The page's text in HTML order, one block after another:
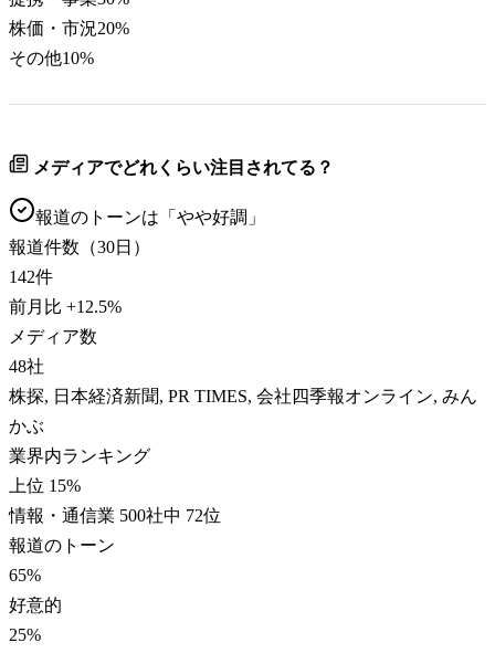
株価・市況20%
その他10%
メディアでどれくらい注目されてる？
報道のトーンは「 やや好調 」
報道件数（30日）
142件
前月比 +12.5%
メディア数
48社
株探, 日本経済新聞, PR TIMES, 会社四季報オンライン, みん
かぶ
業界内ランキング
上位 15%
情報・通信業 500社中 72位
報道のトーン
65%
好意的
25%